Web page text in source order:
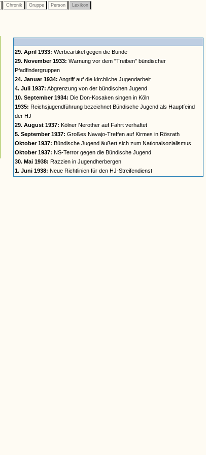
Chronik Gruppe Person Lexikon
29. April 1933: Werbeartikel gegen die Bünde
29. November 1933: Warnung vor dem "Treiben" bündischer
Pfadfindergruppen
24. Januar 1934: Angriff auf die kirchliche Jugendarbeit
4. Juli 1937: Abgrenzung von der bündischen Jugend
10. September 1934: Die Don-Kosaken singen in Köln
1935: Reichsjugendführung bezeichnet Bündische Jugend als Hauptfeind
der HJ
29. August 1937: Kölner Nerother auf Fahrt verhaftet
5. September 1937: Großes Navajo-Treffen auf Kirmes in Rösrath
Oktober 1937: Bündische Jugend äußert sich zum Nationalsozialismus
Oktober 1937: NS-Terror gegen die Bündische Jugend
30. Mai 1938: Razzien in Jugendherbergen
1. Juni 1938: Neue Richtlinien für den HJ-Streifendienst